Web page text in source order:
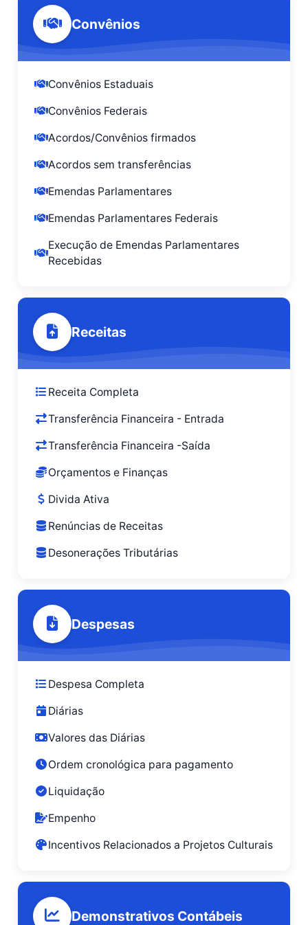
Convênios
Convênios Estaduais
Convênios Federais
Acordos/Convênios firmados
Acordos sem transferências
Emendas Parlamentares
Emendas Parlamentares Federais
Execução de Emendas Parlamentares
Recebidas
Receitas
Receita Completa
Transferência Financeira - Entrada
Transferência Financeira -Saída
Orçamentos e Finanças
Divida Ativa
Renúncias de Receitas
Desonerações Tributárias
Despesas
Despesa Completa
Diárias
Valores das Diárias
Ordem cronológica para pagamento
Liquidação
Empenho
Incentivos Relacionados a Projetos Culturais
Demonstrativos Contábeis